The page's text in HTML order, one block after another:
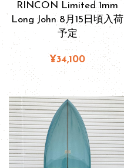
RINCON Limited 1mm
Long John 8月15日頃入荷
予定
¥34,100